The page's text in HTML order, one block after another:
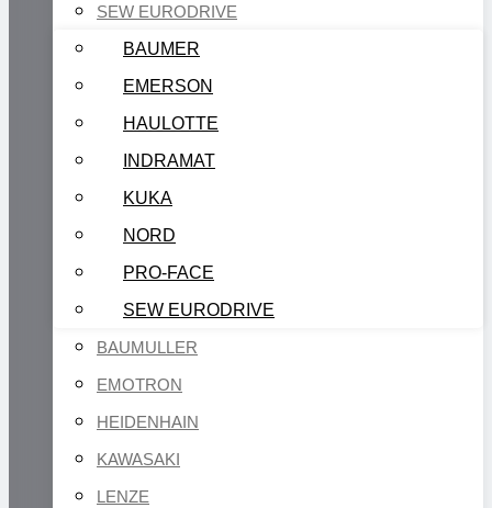
SEW EURODRIVE
BAUMER
EMERSON
HAULOTTE
INDRAMAT
KUKA
NORD
PRO-FACE
SEW EURODRIVE
BAUMULLER
EMOTRON
HEIDENHAIN
KAWASAKI
LENZE